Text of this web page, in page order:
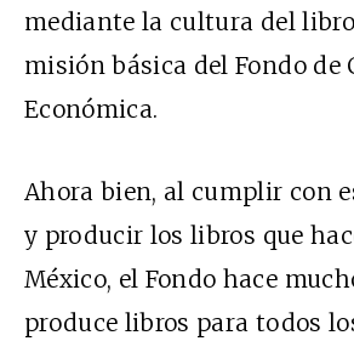
mediante la cultura del
misión básica del Fondo de
Económica.
Ahora bien, al cumplir con
y producir los libros que
México, el Fondo hace
produce libros para todos